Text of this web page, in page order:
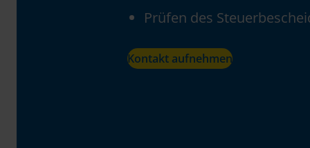
Prüfen des
Kontakt aufnehmen